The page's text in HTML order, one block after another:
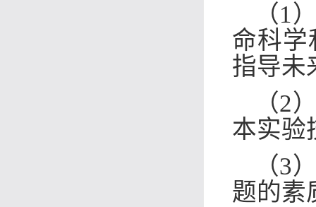
（1
命科学
指导未
（2
本实验
（3
题的素